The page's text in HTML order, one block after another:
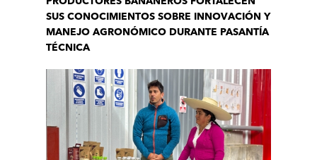
SUS CONOCIMIENTOS SOBRE INNOVACIÓN Y
MANEJO AGRONÓMICO DURANTE PASANTÍA
TÉCNICA